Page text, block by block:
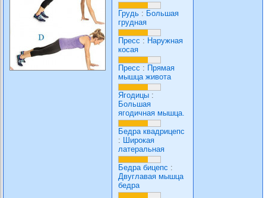
Грудь : Большая
грудная
Пресс : Наружная
косая
Пресс : Прямая
мышца живота
Ягодицы :
Большая
ягодичная мышца.
Бедра квадрицепс
: Широкая
латеральная
Бедра бицепс :
Двуглавая мышца
бедра